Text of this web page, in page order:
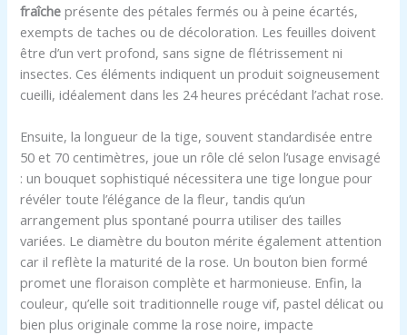
fraîche présente des pétales fermés ou à peine écartés,
exempts de taches ou de décoloration. Les feuilles doivent
être d’un vert profond, sans signe de flétrissement ni
insectes. Ces éléments indiquent un produit soigneusement
cueilli, idéalement dans les 24 heures précédant l’achat rose.
Ensuite, la longueur de la tige, souvent standardisée entre
50 et 70 centimètres, joue un rôle clé selon l’usage envisagé
: un bouquet sophistiqué nécessitera une tige longue pour
révéler toute l’élégance de la fleur, tandis qu’un
arrangement plus spontané pourra utiliser des tailles
variées. Le diamètre du bouton mérite également attention
car il reflète la maturité de la rose. Un bouton bien formé
promet une floraison complète et harmonieuse. Enfin, la
couleur, qu’elle soit traditionnelle rouge vif, pastel délicat ou
bien plus originale comme la rose noire, impacte